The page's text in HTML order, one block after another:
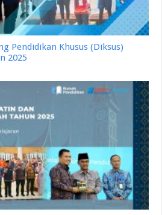
Pendidikan Khusus (Diksus)
2025